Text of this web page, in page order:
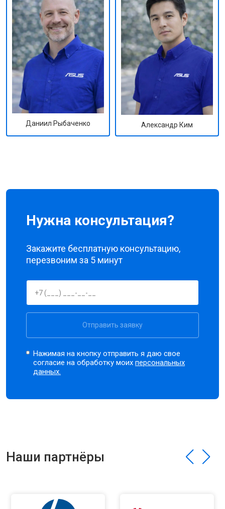
Даниил Рыбаченко Александр Ким
Нужна консультация?
Закажите бесплатную консультацию,
перезвоним за 5 минут
Отправить заявку
Нажимая на кнопку отправить я даю свое
согласие на обработку моихперсональных
данных.
Наши партнёры